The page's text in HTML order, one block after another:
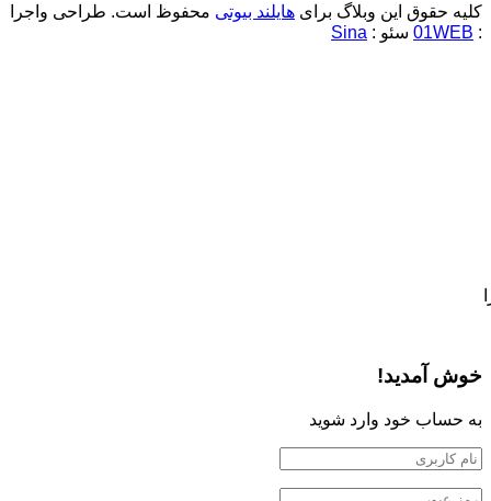
کلیه حقوق این وبلاگ برای هایلند بیوتی محفوظ است. طراحی واجرا
:
01WEB سئو : Sina
خوش آمدید!
به حساب خود وارد شوید